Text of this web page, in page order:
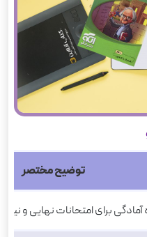
توضیح مختصر
آمادگی برای امتحانات نهایی و